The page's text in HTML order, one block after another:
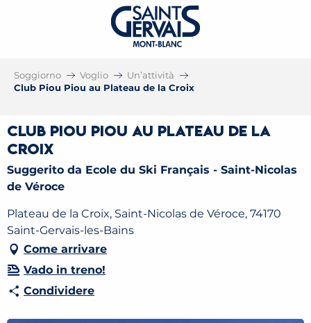
Soggiorno Voglio
Un’attività
Club Piou Piou au Plateau de la Croix
Club Piou Piou au Plateau de la
Croix
Suggerito da Ecole du Ski Français - Saint-Nicolas
de Véroce
Plateau de la Croix, Saint-Nicolas de Véroce, 74170
Saint-Gervais-les-Bains
Come arrivare
Vado in treno!
Condividere